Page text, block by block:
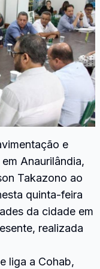
e
Anaurilândia,
Takazono ao
quinta-feira
da cidade em
realizada
liga a Cohab,